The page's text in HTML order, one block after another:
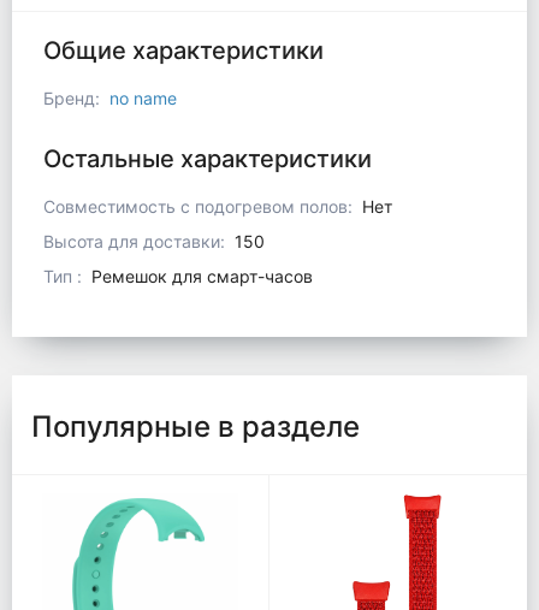
Общие характеристики
Бренд: no name
Остальные характеристики
Совместимость с подогревом полов: Нет
Высота для доставки: 150
Тип : Ремешок для смарт-часов
Популярные в разделе